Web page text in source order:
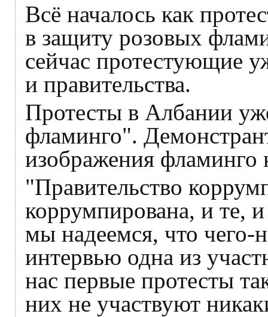
Всё началось как
в защиту розовых
сейчас протестующие
и правительства.
Протесты в Албании
фламинго".
изображения фламинго
"Правительство
коррумпирована, и те,
мы надеемся, что чего-
интервью одна из
нас первые протесты
них не участвуют